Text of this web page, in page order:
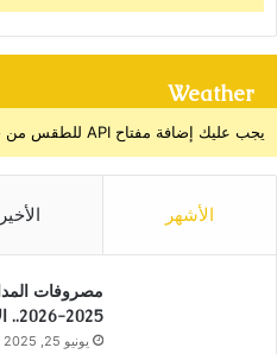
Weather
يجب عليك إضافة مفتاح API للطقس من خلال صفحة إعدادات القالب > الدمج
الأشهر
مصروفات
2025-2026.. الأسعار وطرق السداد
يونيو 25, 2025